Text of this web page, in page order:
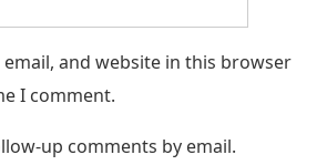
email, and website in this browser
I comment.
up comments by email.